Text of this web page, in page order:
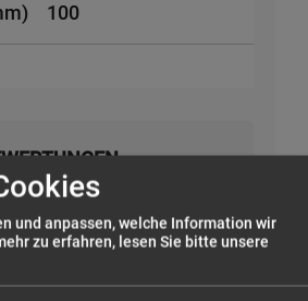
100
SERVICES
und anpassen, welche Information wir
zu erfahren, lesen Sie bitte unsere